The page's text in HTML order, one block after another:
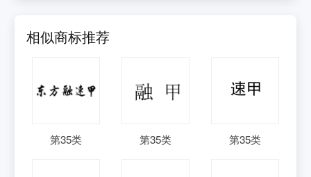
相似商标推荐
第35类 第35类 第35类